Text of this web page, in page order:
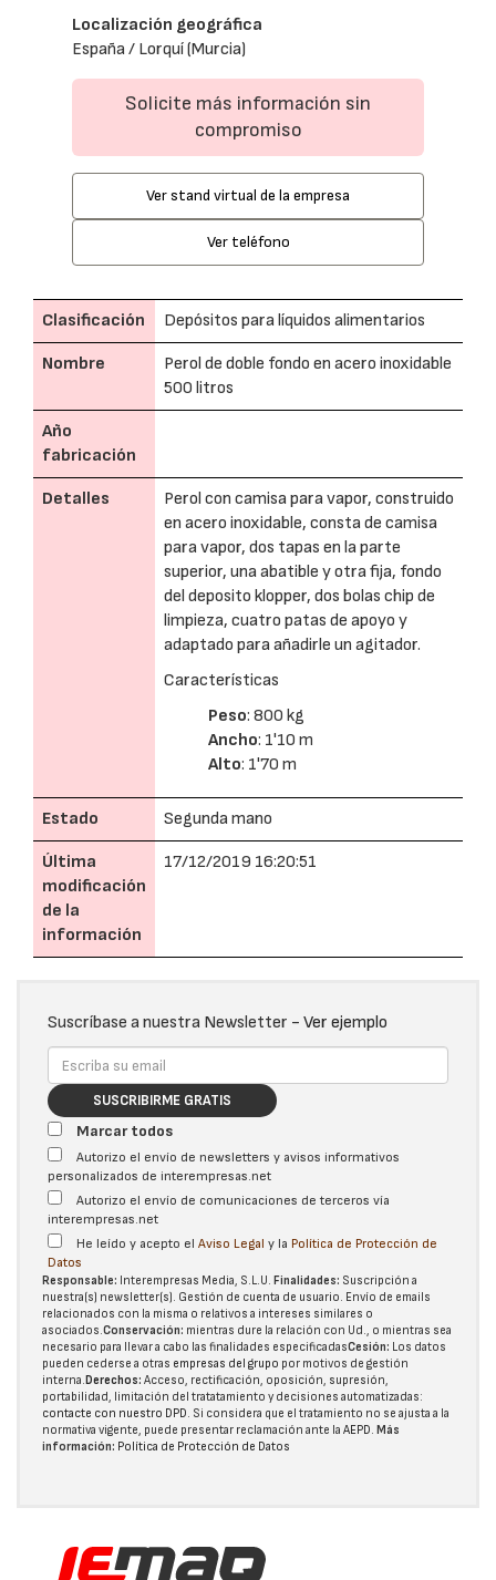
Localización geográfica
España / Lorquí (Murcia)
Solicite más información sin
compromiso
Ver stand virtual de la empresa
Ver teléfono
Clasificación Depósitos para líquidos alimentarios
Nombre
Perol de doble fondo en acero inoxidable
500 litros
Año
fabricación
Detalles
Perol con camisa para vapor, construido
en acero inoxidable, consta de camisa
para vapor, dos tapas en la parte
superior, una abatible y otra fija, fondo
del deposito klopper, dos bolas chip de
limpieza, cuatro patas de apoyo y
adaptado para añadirle un agitador.
Características
Peso: 800 kg
Ancho: 1'10 m
Alto: 1'70 m
Estado Segunda mano
Última
modificación
de la
información
17/12/2019 16:20:51
Suscríbase a nuestra Newsletter - Ver ejemplo
SUSCRIBIRME GRATIS
Marcar todos
Autorizo el envío de newsletters y avisos informativos
personalizados de interempresas.net
Autorizo el envío de comunicaciones de terceros vía
interempresas.net
He leído y acepto el Aviso Legal y la Política de Protección de
Datos
Responsable: Interempresas Media, S.L.U. Finalidades: Suscripción a
nuestra(s) newsletter(s). Gestión de cuenta de usuario. Envío de emails
relacionados con la misma o relativos a intereses similares o
asociados.Conservación: mientras dure la relación con Ud., o mientras sea
necesario para llevar a cabo las finalidades especificadasCesión: Los datos
pueden cederse a otras empresas del grupo por motivos de gestión
interna.Derechos: Acceso, rectificación, oposición, supresión,
portabilidad, limitación del tratatamiento y decisiones automatizadas:
contacte con nuestro DPD. Si considera que el tratamiento no se ajusta a la
normativa vigente, puede presentar reclamación ante la AEPD. Más
información: Política de Protección de Datos